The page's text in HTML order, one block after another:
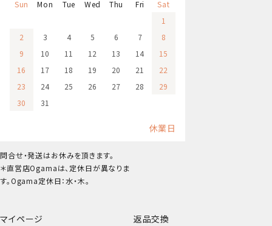
マイページ
返品交換
Sun Mon Tue Wed Thu Fri
Sat
1
2
3 4 5 6 7
8
9
10 11 12 13 14
15
16
17 18 19 20 21
22
23
24 25 26 27 28
29
30
31
休業日
問合せ・発送はお休みを頂きます。
＊直営店Ogamaは、定休日が異なりま
す。Ogama定休日：水・木。